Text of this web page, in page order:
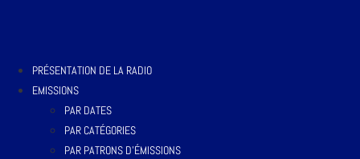
PRÉSENTATION DE LA RADIO
EMISSIONS
PAR DATES
PAR CATÉGORIES
PAR PATRONS D’ÉMISSIONS